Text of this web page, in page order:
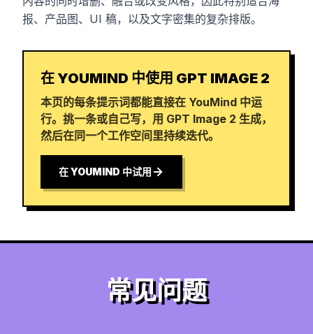
报、产品图、UI 稿，以及文字密集的复杂排版。
在 YOUMIND 中使用 GPT IMAGE 2
本页的每条提示词都能直接在 YouMind 中运
行。挑一条或自己写，用 GPT Image 2 生成，
然后在同一个工作空间里持续迭代。
在 YOUMIND 中试用
常见问题